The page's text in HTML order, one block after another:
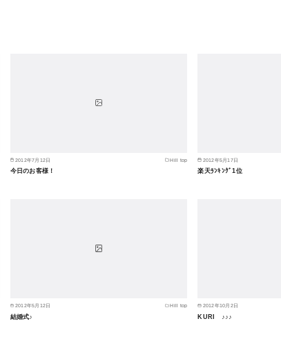
2012年7月12日 Hill top
今日のお客様！
2012年5月17日
楽天ﾗﾝｷﾝｸﾞ1位
2012年5月12日 Hill top
結婚式♪
2012年10月2日
KURI ♪♪♪